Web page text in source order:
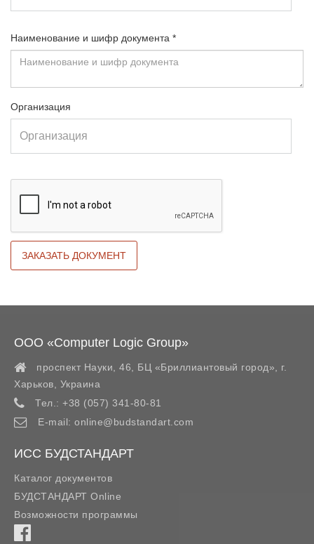
Наименование и шифр документа *
Организация
ООО «Computer Logic Group»
проспект Науки, 46, БЦ «Бриллиантовый город»,
г.
Харьков
Украина
Тел.: +38 (057) 341-80-81
E-mail: online@budstandart.com
ИСС БУДСТАНДАРТ
Каталог документов
БУДСТАНДАРТ Online
Возможности программы